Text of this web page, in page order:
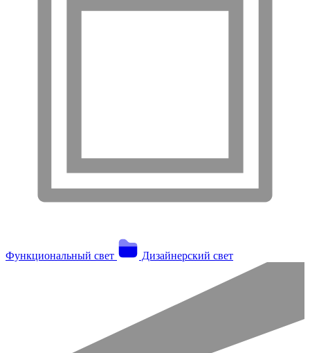
Функциональный свет Дизайнерский свет